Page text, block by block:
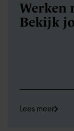
Werken
Bekijk
Lees meer